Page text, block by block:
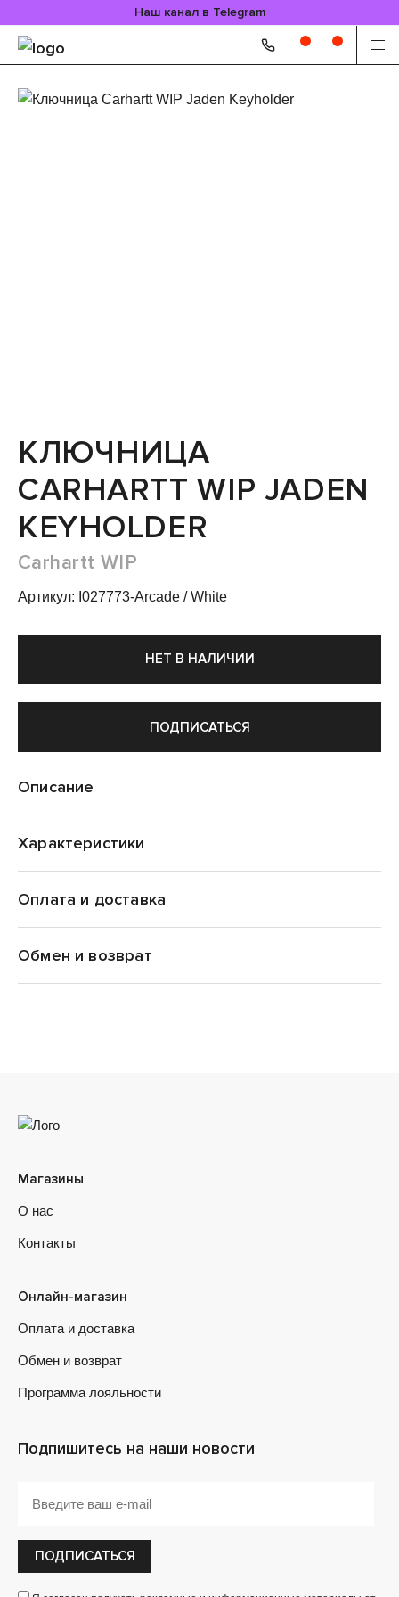
Наш канал в Telegram
КЛЮЧНИЦА
CARHARTT WIP JADEN
KEYHOLDER
Carhartt WIP
Артикул: I027773-Arcade / White
НЕТ В НАЛИЧИИ
ПОДПИСАТЬСЯ
Описание
Характеристики
Оплата и доставка
Обмен и возврат
Магазины
О нас
Контакты
Онлайн-магазин
Оплата и доставка
Обмен и возврат
Программа лояльности
Подпишитесь на наши новости
ПОДПИСАТЬСЯ